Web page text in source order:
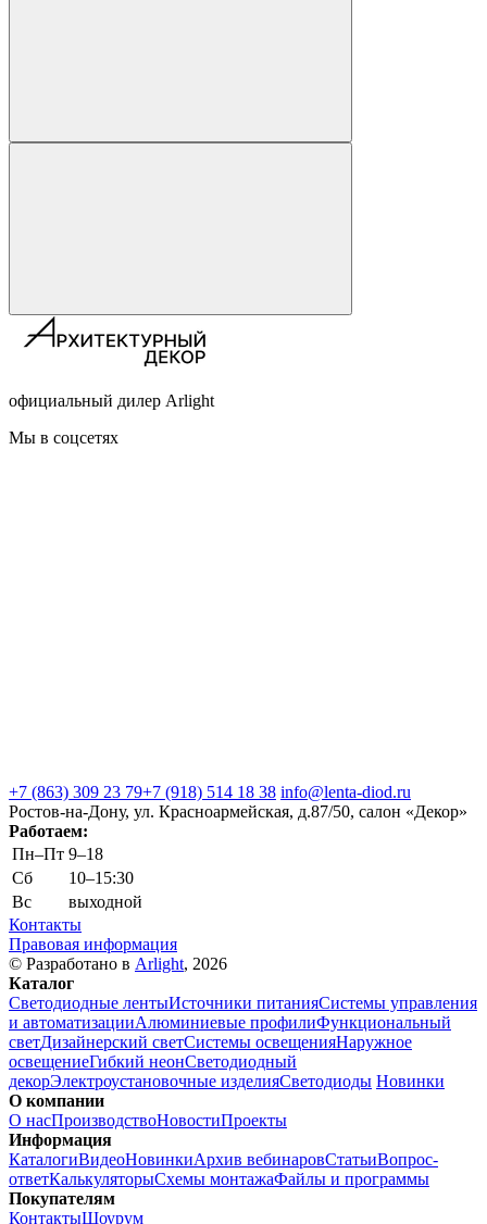
официальный дилер Arlight
Мы в соцсетях
+7 (863) 309 23 79+7 (918) 514 18 38 info@lenta-diod.ru
Ростов-на-Дону, ул. Красноармейская, д.87/50, салон «Декор»
Работаем:
Пн–Пт 9–18
Сб
10–15:30
Вс
выходной
Контакты
Правовая информация
© Разработано в Arlight, 2026
Каталог
Светодиодные лентыИсточники питанияСистемы управления
и автоматизацииАлюминиевые профилиФункциональный
светДизайнерский светСистемы освещенияНаружное
освещениеГибкий неонСветодиодный
декорЭлектроустановочные изделияСветодиоды Новинки
О компании
О насПроизводствоНовостиПроекты
Информация
КаталогиВидеоНовинкиАрхив вебинаровСтатьиВопрос-
ответКалькуляторыСхемы монтажаФайлы и программы
Покупателям
КонтактыШоурум